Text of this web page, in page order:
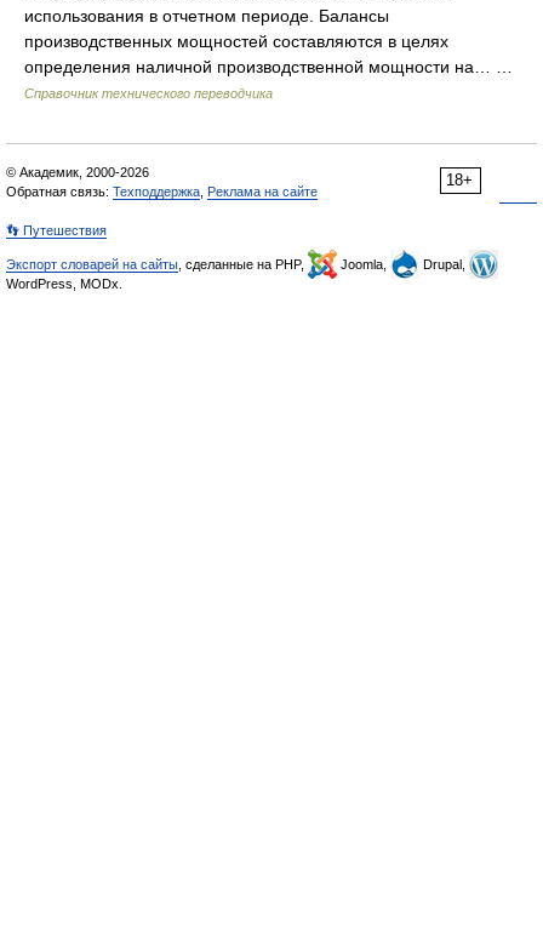
использования в отчетном периоде. Балансы
производственных мощностей составляются в целях
определения наличной производственной мощности на… …
Справочник технического переводчика
18+
© Академик, 2000-2026
Обратная связь: Техподдержка Реклама на сайте
👣 Путешествия
Экспорт словарей на сайты , сделанные на PHP, Joomla,
Drupal,
WordPress, MODx.